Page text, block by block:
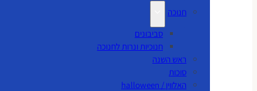
חנוכה
סביבונים
חנוכיות ונרות לחנוכה
ראש השנה
סוכות
האלווין / halloween